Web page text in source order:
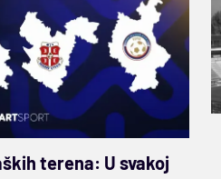
terena: U svakoj